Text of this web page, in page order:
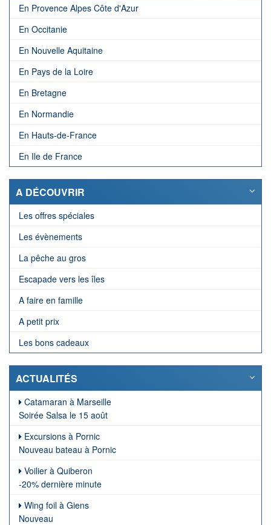
En Provence Alpes Côte d'Azur
En Occitanie
En Nouvelle Aquitaine
En Pays de la Loire
En Bretagne
En Normandie
En Hauts-de-France
En Ile de France
A DÉCOUVRIR
Les offres spéciales
Les évènements
La pêche au gros
Escapade vers les îles
A faire en famille
A petit prix
Les bons cadeaux
ACTUALITÉS
Catamaran à Marseille
Soirée Salsa le 15 août
Excursions à Pornic
Nouveau bateau à Pornic
Voilier à Quiberon
-20% dernière minute
Wing foil à Giens
Nouveau